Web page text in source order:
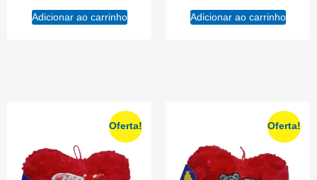
Adicionar ao carrinho Adicionar ao carrinho
Oferta! Oferta!